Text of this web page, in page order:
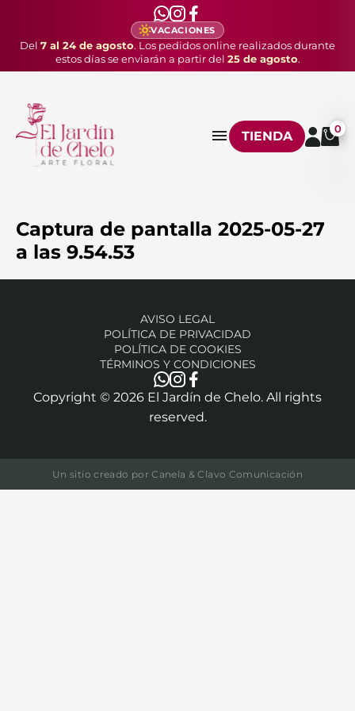
VACACIONES
Del 7 al 24 de agosto. Los pedidos online realizados durante
estos días se enviarán a partir del 25 de agosto.
TIENDA 0
Captura de pantalla 2025-05-27
a las 9.54.53
Copyright © 2026 El Jardín de Chelo. All rights
reserved.
AVISO LEGAL
POLÍTICA DE PRIVACIDAD
POLÍTICA DE COOKIES
TÉRMINOS Y CONDICIONES
Un sitio creado porCanela & Clavo Comunicación